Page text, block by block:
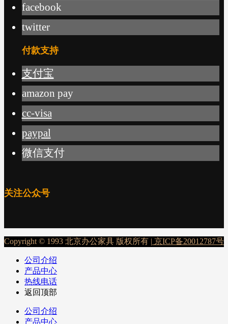
facebook
twitter
付款支持
支付宝
amazon pay
cc-visa
paypal
微信支付
关注公众号
Copyright © 1993 北京办公家具 版权所有 | 京ICP备20012787号
公司介绍
产品中心
热线电话
返回顶部
公司介绍
产品中心